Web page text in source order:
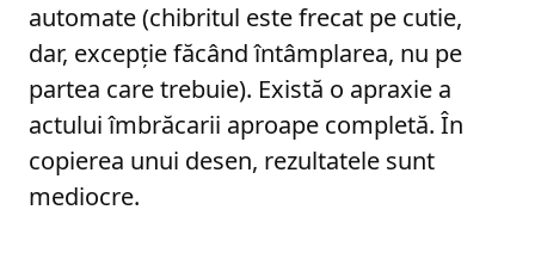
automate (chibritul este frecat pe cutie,
dar, excepţie făcând întâmplarea, nu pe
partea care trebuie). Există o apraxie a
actului îmbrăcarii aproape completă. În
copierea unui desen, rezultatele sunt
mediocre.